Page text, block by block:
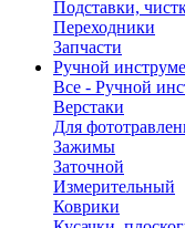
Подставки,
Переходники
Запчасти
Ручной
Все - Ручной
Верстаки
Для
Зажимы
Заточной
Измерительный
Коврики